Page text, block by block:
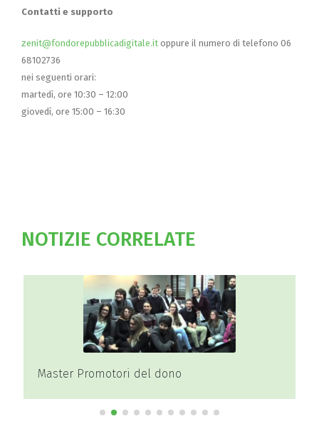
Contatti e supporto
zenit@fondorepubblicadigitale.it oppure il numero di telefono 06
68102736
nei seguenti orari:
martedì, ore 10:30 – 12:00
giovedì, ore 15:00 – 16:30
NOTIZIE CORRELATE
Master Promotori del dono